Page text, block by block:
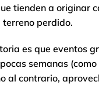
tienden a originar
terreno perdido.
es que eventos
semanas
al contrario,